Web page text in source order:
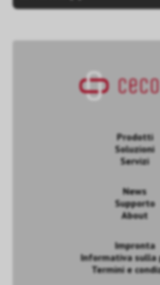
Prodotti
Soluzioni
Servizi
News
Supporto
About
Impronta
Informativa sulla
Termini e